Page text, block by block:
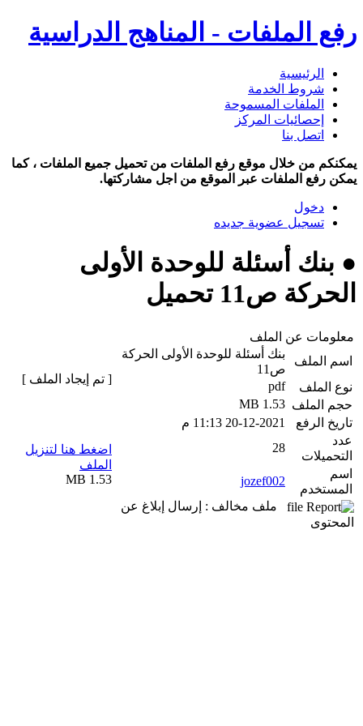
رفع الملفات - المناهج الدراسية
الرئيسية
شروط الخدمة
الملفات المسموحة
إحصائيات المركز
اتصل بنا
يمكنكم من خلال موقع رفع الملفات من تحميل جميع الملفات ، كما
يمكن رفع الملفات عبر الموقع من اجل مشاركتها.
دخول
تسجيل عضوية جديده
● بنك أسئلة للوحدة الأولى
الحركة ص11 تحميل
معلومات عن الملف
اسم الملف
بنك أسئلة للوحدة الأولى الحركة
ص11
نوع الملف
pdf
حجم الملف 1.53 MB
تاريخ الرفع
20-12-2021 11:13 م
عدد
التحميلات
28
اسم
المستخدم
jozef002
ملف مخالف : إرسال إبلاغ عن
المحتوى
[ تم إيجاد الملف ]
اضغط هنا لتنزيل
الملف
1.53 MB